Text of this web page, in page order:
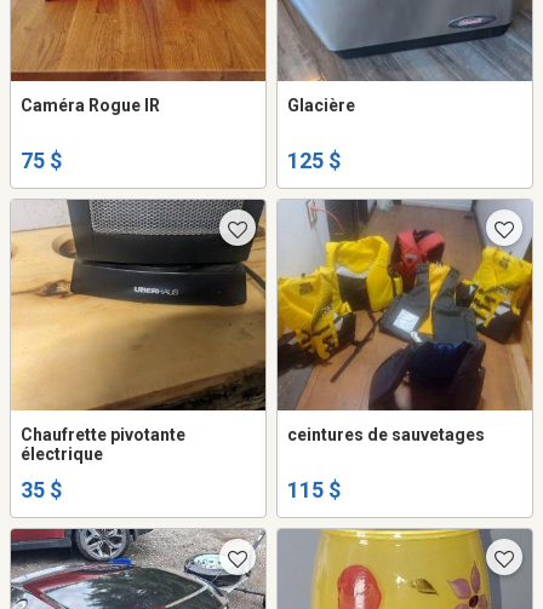
Caméra Rogue IR
75 $
Glacière
125 $
Chaufrette pivotante
électrique
35 $
ceintures de sauvetages
115 $